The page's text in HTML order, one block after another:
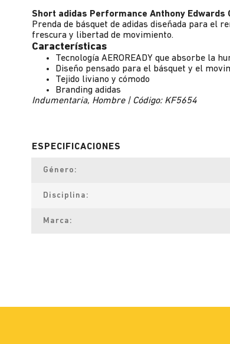
Short adidas Performance Anthony Edwards
Prenda de básquet de adidas diseñada para el
frescura y libertad de movimiento.
Características
Tecnología AEROREADY que absorbe la
Diseño pensado para el básquet y el
Tejido liviano y cómodo
Branding adidas
Indumentaria, Hombre | Código: KF5654
Género
Disciplina
Marca